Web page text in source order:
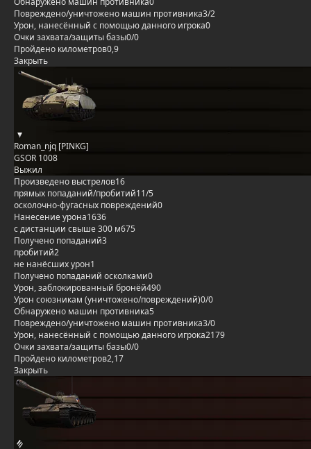
Повреждено/уничтожено машин противника3/2
Урон, нанесённый с помощью данного игрока0
Очки захвата/защиты базы0/0
Пройдено километров0,9
Закрыть
Roman_njq [PINKG]
GSOR 1008
Выжил
Произведено выстрелов16
прямых попаданий/пробитий11/5
осколочно-фугасных повреждений0
Нанесение урона1636
с дистанции свыше 300 м675
Получено попаданий3
пробитий2
не нанёсших урон1
Получено попаданий осколками0
Урон, заблокированный бронёй490
Урон союзникам (уничтожено/повреждений)0/0
Обнаружено машин противника5
Повреждено/уничтожено машин противника3/0
Урон, нанесённый с помощью данного игрока2179
Очки захвата/защиты базы0/0
Пройдено километров2,17
Закрыть